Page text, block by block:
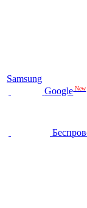
Samsung
Google New